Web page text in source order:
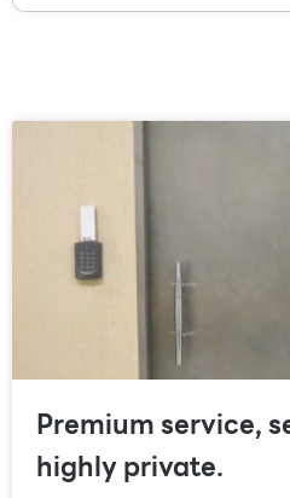
Premium service,
highly private.